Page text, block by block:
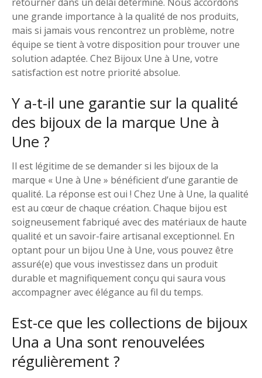
une grande importance à la qualité de nos produits,
mais si jamais vous rencontrez un problème, notre
équipe se tient à votre disposition pour trouver une
solution adaptée. Chez Bijoux Une à Une, votre
satisfaction est notre priorité absolue.
Y a-t-il une garantie sur la qualité
des bijoux de la marque Une à
Une ?
Il est légitime de se demander si les bijoux de la
marque « Une à Une » bénéficient d’une garantie de
qualité. La réponse est oui ! Chez Une à Une, la qualité
est au cœur de chaque création. Chaque bijou est
soigneusement fabriqué avec des matériaux de haute
qualité et un savoir-faire artisanal exceptionnel. En
optant pour un bijou Une à Une, vous pouvez être
assuré(e) que vous investissez dans un produit
durable et magnifiquement conçu qui saura vous
accompagner avec élégance au fil du temps.
Est-ce que les collections de bijoux
Una a Una sont renouvelées
régulièrement ?